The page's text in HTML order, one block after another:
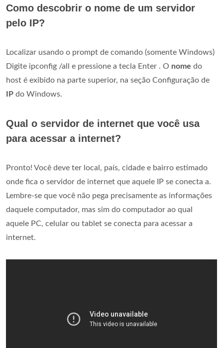
Como descobrir o nome de um servidor
pelo IP?
Localizar usando o prompt de comando (somente Windows)
Digite ipconfig /all e pressione a tecla Enter . O nome do
host é exibido na parte superior, na seção Configuração de
IP do Windows.
Qual o servidor de internet que você usa
para acessar a internet?
Pronto! Você deve ter local, país, cidade e bairro estimado
onde fica o servidor de internet que aquele IP se conecta a.
Lembre-se que você não pega precisamente as informações
daquele computador, mas sim do computador ao qual
aquele PC, celular ou tablet se conecta para acessar a
internet.